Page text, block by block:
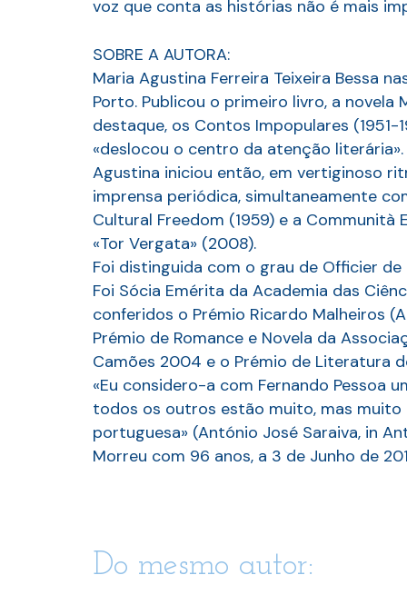
voz que conta as histórias não é mais
SOBRE A AUTORA:
Maria Agustina Ferreira Teixeira Bessa
Porto. Publicou o primeiro livro, a novela
destaque, os Contos Impopulares
«deslocou o centro da atenção literária».
Agustina iniciou então, em vertiginoso
imprensa periódica, simultaneamente
Cultural Freedom (1959) e a Communità
«Tor Vergata» (2008).
Foi distinguida com o grau de Officier
Foi Sócia Emérita da Academia das
conferidos o Prémio Ricardo Malheiros
Prémio de Romance e Novela da
Camões 2004 e o Prémio de Literatura
«Eu considero-a com Fernando Pessoa
todos os outros estão muito, mas muito
portuguesa» (António José Saraiva, in
Morreu com 96 anos, a 3 de Junho de
Do mesmo autor: